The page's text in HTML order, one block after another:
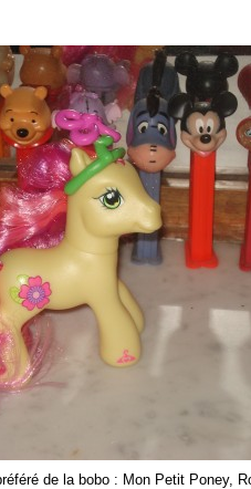
de la bobo : Mon Petit Poney,